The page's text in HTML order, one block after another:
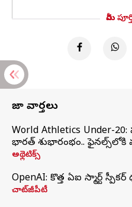
మీరు
తాజా వార్తలు
World Athletics Under-
భారత్‌ శుభారంభం.. ఫైనల్స్‌లోకి
అథ్లెటిక్స్
OpenAI: కొత్త ఏఐ స్మార్ట్
చాట్‌జీపీటీ